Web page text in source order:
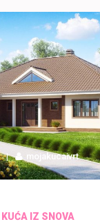
mojakucaivrt
KUĆA IZ SNOVA